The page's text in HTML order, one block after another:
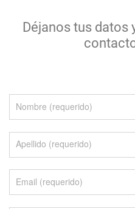
Déjanos tus datos